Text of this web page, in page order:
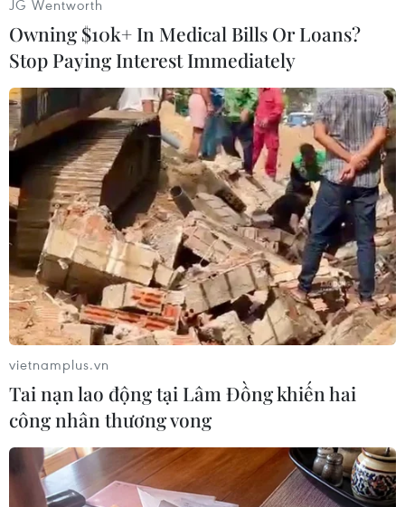
#Brexit #Thỏa thuận
#Quốc hội Anh
#Thủ tướng Anh Theresa May
#Hạ viện Anh
Theo dõi VietnamPlus
JG Wentworth
Owning $10k+ In Medical Bills Or Loans?
Stop Paying Interest Immediately
vietnamplus.vn
Tai nạn lao động tại Lâm Đồng khiến hai
công nhân thương vong